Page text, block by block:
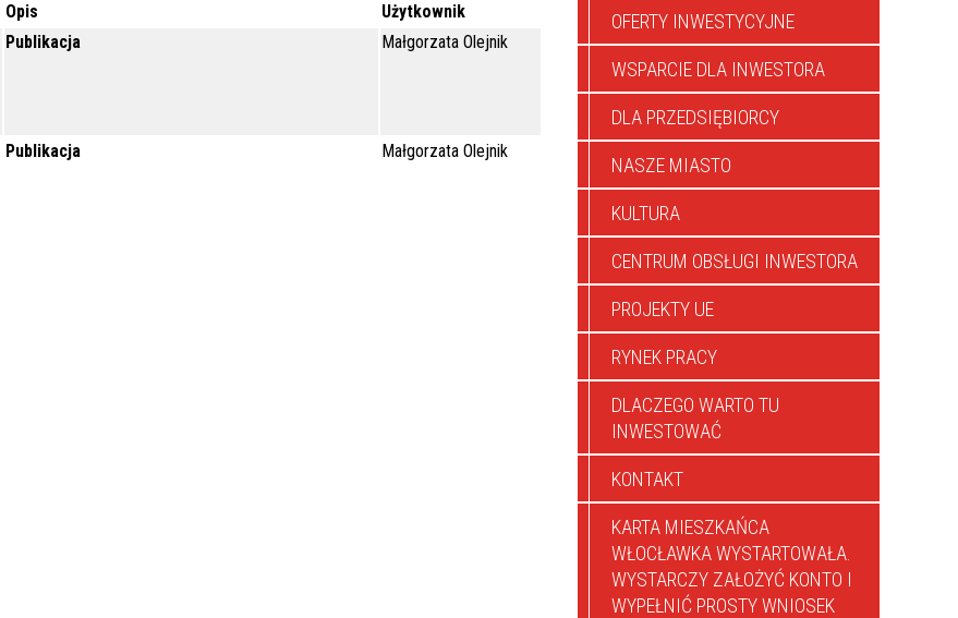
Opis
Użytkownik
Publikacja Małgorzata Olejnik
Publikacja Małgorzata Olejnik
OFERTY INWESTYCYJNE
WSPARCIE DLA INWESTORA
DLA PRZEDSIĘBIORCY
NASZE MIASTO
KULTURA
CENTRUM OBSŁUGI INWESTORA
PROJEKTY UE
RYNEK PRACY
DLACZEGO WARTO TU
INWESTOWAĆ
KONTAKT
KARTA MIESZKAŃCA
WŁOCŁAWKA WYSTARTOWAŁA.
WYSTARCZY ZAŁOŻYĆ KONTO I
WYPEŁNIĆ PROSTY WNIOSEK